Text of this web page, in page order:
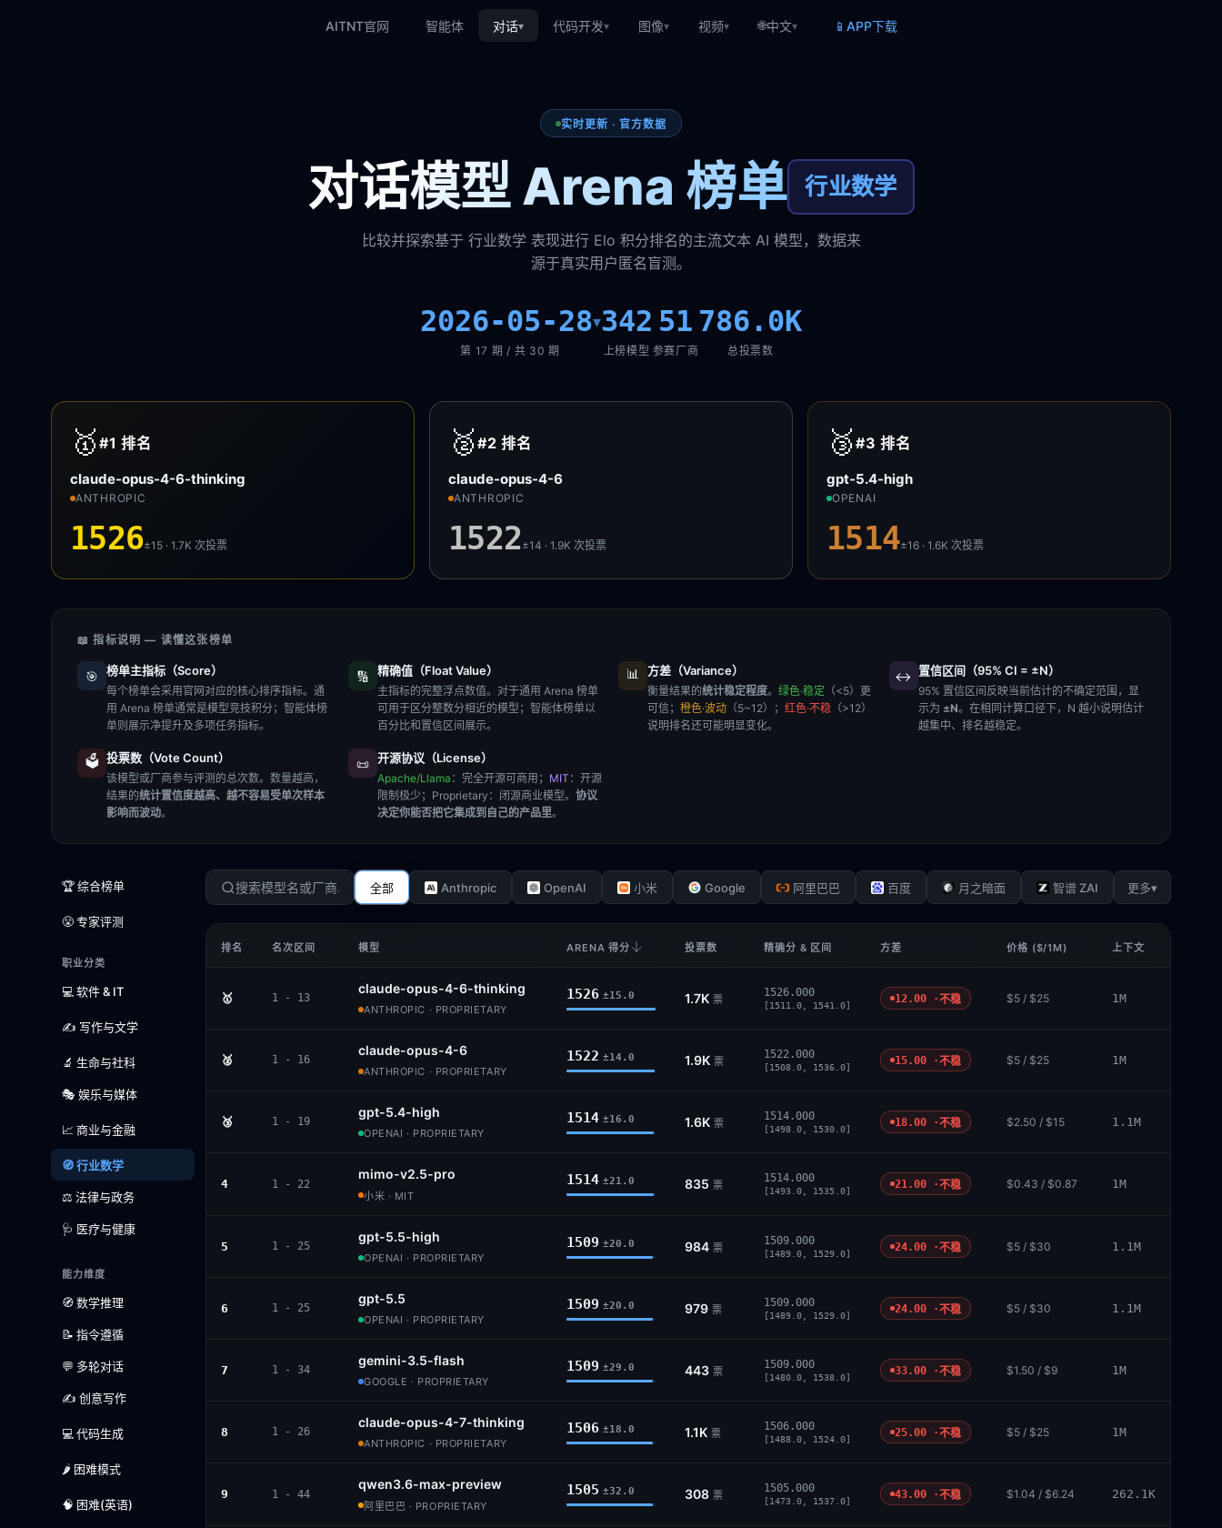
AITNT官网 智能体 对话▾ 代码开发▾ 图像▾ 视频▾ 🌐中文▾ 📱 APP下载
实时更新 · 官方数据
对话模型 Arena 榜单 行业数学
比较并探索基于 行业数学 表现进行 Elo 积分排名的主流文本 AI 模型，数据来
源于真实用户匿名盲测。
2026-05-28▾
第 17 期 / 共 30 期
342
上榜模型
51
参赛厂商
786.0K
总投票数
🥇 #1排名
claude-opus-4-6-thinking
ANTHROPIC
1526±15 · 1.7K次投票
🥈 #2排名
claude-opus-4-6
ANTHROPIC
1522±14 · 1.9K次投票
🥉 #3排名
gpt-5.4-high
OPENAI
1514±16 · 1.6K次投票
📖 指标说明 — 读懂这张榜单
🎯 榜单主指标（Score）
每个榜单会采用官网对应的核心排序指标。通
用 Arena 榜单通常是模型竞技积分；智能体榜
单则展示净提升及多项任务指标。
🔢 精确值（Float Value）
主指标的完整浮点数值。对于通用 Arena 榜单
可用于区分整数分相近的模型；智能体榜单以
百分比和置信区间展示。
📊 方差（Variance）
衡量结果的统计稳定程度。 绿色·稳定 （<5）更
可信； 橙色·波动 （5~12）； 红色·不稳 （>12）
说明排名还可能明显变化。
↔️ 置信区间（95% CI = ±N）
95% 置信区间反映当前估计的不确定范围，显
示为 ±N。在相同计算口径下，N 越小说明估计
越集中、排名越稳定。
🗳️ 投票数（Vote Count）
该模型或厂商参与评测的总次数。数量越高，
结果的统计置信度越高、越不容易受单次样本
影响而波动。
📜 开源协议（License）
Apache/Llama ：完全开源可商用； MIT ：开源
限制极少； Proprietary ：闭源商业模型。 协议
决定你能否把它集成到自己的产品里。
🏆 综合榜单
😤 专家评测
职业分类
💻 软件 & IT
✍️ 写作与文学
🔬 生命与社科
🎭 娱乐与媒体
📈 商业与金融
🧭 行业数学
⚖️ 法律与政务
🩺 医疗与健康
能力维度
🧭 数学推理
📝 指令遵循
💬 多轮对话
✍️ 创意写作
💻 代码生成
🌶️ 困难模式
🧠 困难(英语)
全部 Anthropic OpenAI 小米 Google 阿里巴巴 百度 月之暗面 智谱 ZAI 更多▾
排名 名次区间 模型 ARENA 得分 投票数 精确分 & 区间 方差 价格 ($/1M) 上下文
🥇 1 - 13
claude-opus-4-6-thinking
ANTHROPIC · PROPRIETARY
1526 ±15.0 1.7K 票
1526.000
[1511.0, 1541.0]
12.00 ·不稳 $5 / $25 1M
🥈 1 - 16
claude-opus-4-6
ANTHROPIC · PROPRIETARY
1522 ±14.0 1.9K 票
1522.000
[1508.0, 1536.0]
15.00 ·不稳 $5 / $25 1M
🥉 1 - 19
gpt-5.4-high
OPENAI · PROPRIETARY
1514 ±16.0 1.6K 票
1514.000
[1498.0, 1530.0]
18.00 ·不稳 $2.50 / $15 1.1M
4 1 - 22
mimo-v2.5-pro
小米 · MIT
1514 ±21.0 835 票
1514.000
[1493.0, 1535.0]
21.00 ·不稳 $0.43 / $0.87 1M
5 1 - 25
gpt-5.5-high
OPENAI · PROPRIETARY
1509 ±20.0 984 票
1509.000
[1489.0, 1529.0]
24.00 ·不稳 $5 / $30 1.1M
6 1 - 25
gpt-5.5
OPENAI · PROPRIETARY
1509 ±20.0 979 票
1509.000
[1489.0, 1529.0]
24.00 ·不稳 $5 / $30 1.1M
7 1 - 34
gemini-3.5-flash
GOOGLE · PROPRIETARY
1509 ±29.0 443 票
1509.000
[1480.0, 1538.0]
33.00 ·不稳 $1.50 / $9 1M
8 1 - 26
claude-opus-4-7-thinking
ANTHROPIC · PROPRIETARY
1506 ±18.0 1.1K 票
1506.000
[1488.0, 1524.0]
25.00 ·不稳 $5 / $25 1M
9 1 - 44
qwen3.6-max-preview
阿里巴巴 · PROPRIETARY
1505 ±32.0 308 票
1505.000
[1473.0, 1537.0]
43.00 ·不稳 $1.04 / $6.24 262.1K